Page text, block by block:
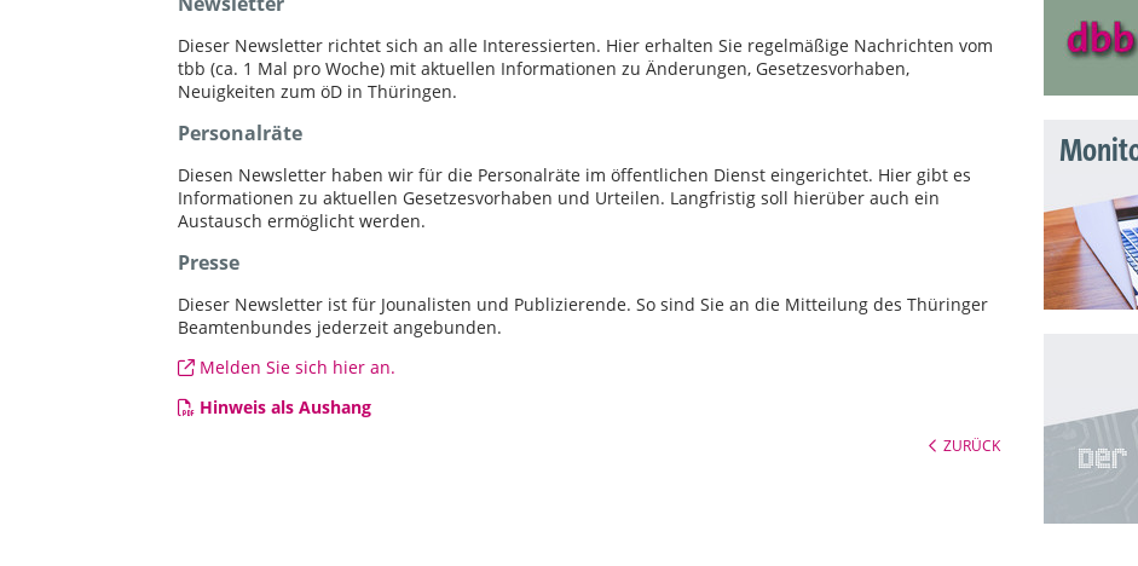
Dieser Newsletter richtet sich an alle Interessierten. Hier erhalten Sie regelmäßige Nachrichten vom
tbb (ca. 1 Mal pro Woche) mit aktuellen Informationen zu Änderungen, Gesetzesvorhaben,
Neuigkeiten zum öD in Thüringen.
Personalräte
Diesen Newsletter haben wir für die Personalräte im öffentlichen Dienst eingerichtet. Hier gibt es
Informationen zu aktuellen Gesetzesvorhaben und Urteilen. Langfristig soll hierüber auch ein
Austausch ermöglicht werden.
Presse
Dieser Newsletter ist für Jounalisten und Publizierende. So sind Sie an die Mitteilung des Thüringer
Beamtenbundes jederzeit angebunden.
Melden Sie sich hier an.
Hinweis als Aushang
ZURÜCK